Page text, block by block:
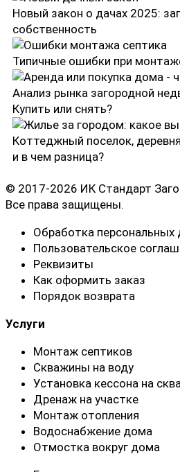
Новый закон о дачах 2025:
собственность
Типичные ошибки при
Анализ рынка загородной
Купить или снять?
Коттеджный поселок,
и в чем разница?
© 2017-2026 ИК Стандарт
Все права защищены.
Обработка персональных
Пользовательское
Реквизиты
Как оформить заказ
Порядок возврата
Услуги
Монтаж септиков
Скважины на воду
Установка кессона на
Дренаж на участке
Монтаж отопления
Водоснабжение дома
Отмостка вокруг дома